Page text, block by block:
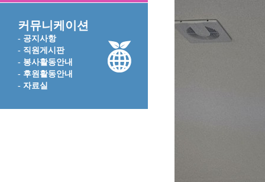
커뮤니케이션
- 공지사항
- 직원게시판
- 봉사활동안내
- 후원활동안내
- 자료실